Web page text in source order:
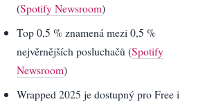
(Spotify Newsroom)
Top 0,5 % znamená mezi 0,5 %
nejvěrnějších posluchačů (Spotify
Newsroom)
Wrapped 2025 je dostupný pro Free i